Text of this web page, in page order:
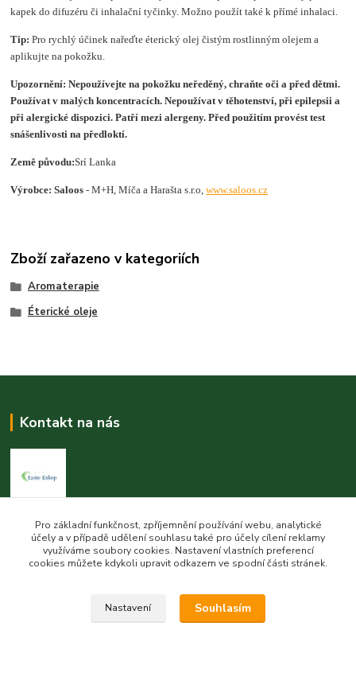
kapek do difuzéru či inhalační tyčinky. Možno použít také k přímé inhalaci.
Tip: Pro rychlý účinek nařeďte éterický olej čistým rostlinným olejem a
aplikujte na pokožku.
Upozornění:Nepoužívejte na pokožku neředěný, chraňte oči a před dětmi.
Používat v malých koncentracích. Nepoužívat v těhotenství, při epilepsii a
při alergické dispo­zici. Patří mezi alergeny. Před použitím provést test
snášen­livosti na předloktí.
Země původu:Srí Lanka
Výrobce: Saloos - M+H, Míča a Harašta s.r.o,www.saloos.cz
Zboží zařazeno v kategoriích
Aromaterapie
Éterické oleje
Kontakt na nás
Esme eshop
Jan Vohlídal
objednavky@esme-eshop.cz
Pro základní funkčnost, zpříjemnění používání webu, analytické
účely a v případě udělení souhlasu také pro účely cílení reklamy
využíváme soubory cookies. Nastavení vlastních preferencí
cookies můžete kdykoli upravit odkazem ve spodní části stránek.
Nastavení Souhlasím